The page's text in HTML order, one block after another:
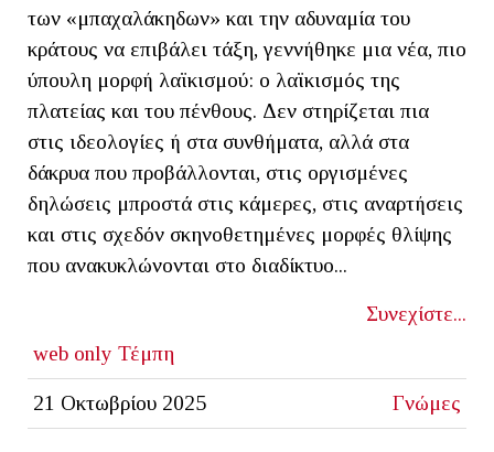
των «μπαχαλάκηδων» και την αδυναμία του
κράτους να επιβάλει τάξη, γεννήθηκε μια νέα, πιο
ύπουλη μορφή λαϊκισμού: ο λαϊκισμός της
πλατείας και του πένθους. Δεν στηρίζεται πια
στις ιδεολογίες ή στα συνθήματα, αλλά στα
δάκρυα που προβάλλονται, στις οργισμένες
δηλώσεις μπροστά στις κάμερες, στις αναρτήσεις
και στις σχεδόν σκηνοθετημένες μορφές θλίψης
που ανακυκλώνονται στο διαδίκτυο...
Συνεχίστε...
web only Τέμπη
21 Οκτωβρίου 2025 Γνώμες